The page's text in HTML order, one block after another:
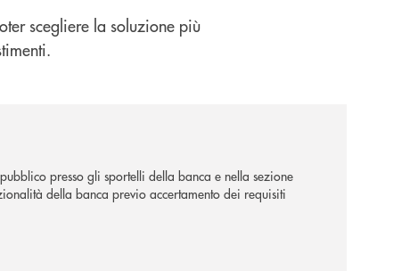
scegliere la soluzione più
presso gli sportelli della banca e nella sezione
della banca previo accertamento dei requisiti